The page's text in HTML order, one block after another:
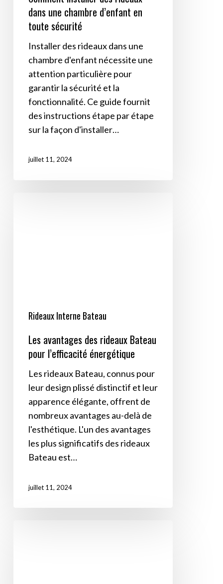
dans une chambre d’enfant en
toute sécurité
Installer des rideaux dans une
chambre d'enfant nécessite une
attention particulière pour
garantir la sécurité et la
fonctionnalité. Ce guide fournit
des instructions étape par étape
sur la façon d'installer…
juillet 11, 2024
Rideaux Interne Bateau
Les avantages des rideaux Bateau
pour l’efficacité énergétique
Les rideaux Bateau, connus pour
leur design plissé distinctif et leur
apparence élégante, offrent de
nombreux avantages au-delà de
l'esthétique. L'un des avantages
les plus significatifs des rideaux
Bateau est…
juillet 11, 2024